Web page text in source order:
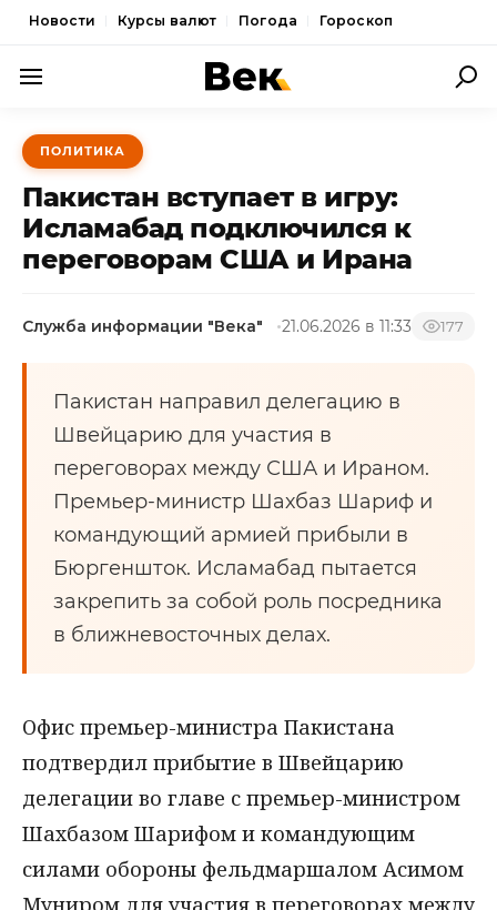
Новости Курсы валют Погода Гороскоп
ПОЛИТИКА
ЭКОНОМИКА
ОБЩЕСТВО
СПОРТ
ПОЛИТИКА
Пакистан вступает в игру:
Исламабад подключился к
переговорам США и Ирана
Служба информации "Века" 21.06.2026 в 11:33 177
Пакистан направил делегацию в
Швейцарию для участия в
переговорах между США и Ираном.
Премьер-министр Шахбаз Шариф и
командующий армией прибыли в
Бюргеншток. Исламабад пытается
закрепить за собой роль посредника
в ближневосточных делах.
Офис премьер-министра Пакистана
подтвердил прибытие в Швейцарию
делегации во главе с премьер-министром
Шахбазом Шарифом и командующим
силами обороны фельдмаршалом Асимом
Муниром для участия в переговорах между